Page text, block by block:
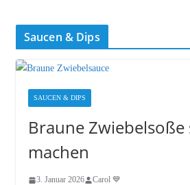
Saucen & Dips
SAUCEN & DIPS
Braune Zwiebelsoße
machen
3. Januar 2026 Carol 💙